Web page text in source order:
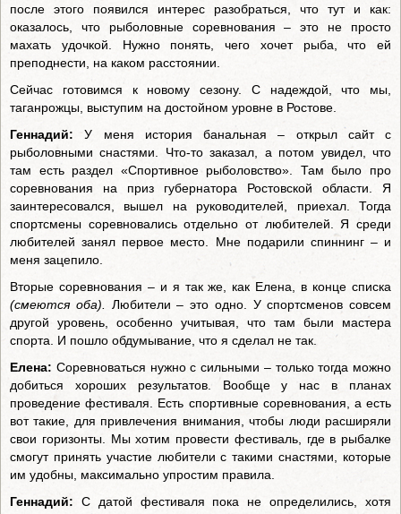
после этого появился интерес разобраться, что тут и как:
оказалось, что рыболовные соревнования – это не просто
махать удочкой. Нужно понять, чего хочет рыба, что ей
преподнести, на каком расстоянии.
Сейчас готовимся к новому сезону. С надеждой, что мы,
таганрожцы, выступим на достойном уровне в Ростове.
Геннадий: У меня история банальная – открыл сайт с
рыболовными снастями. Что-то заказал, а потом увидел, что
там есть раздел «Спортивное рыболовство». Там было про
соревнования на приз губернатора Ростовской области. Я
заинтересовался, вышел на руководителей, приехал. Тогда
спортсмены соревновались отдельно от любителей. Я среди
любителей занял первое место. Мне подарили спиннинг – и
меня зацепило.
Вторые соревнования – и я так же, как Елена, в конце списка
(смеются оба). Любители – это одно. У спортсменов совсем
другой уровень, особенно учитывая, что там были мастера
спорта. И пошло обдумывание, что я сделал не так.
Елена: Соревноваться нужно с сильными – только тогда можно
добиться хороших результатов. Вообще у нас в планах
проведение фестиваля. Есть спортивные соревнования, а есть
вот такие, для привлечения внимания, чтобы люди расширяли
свои горизонты. Мы хотим провести фестиваль, где в рыбалке
смогут принять участие любители с такими снастями, которые
им удобны, максимально упростим правила.
Геннадий: С датой фестиваля пока не определились, хотя